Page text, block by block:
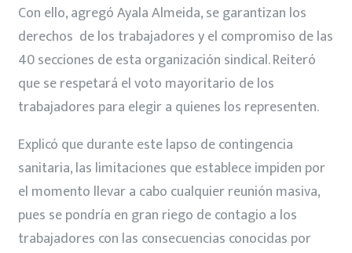
Con ello, agregó Ayala Almeida, se garantizan los
derechos de los trabajadores y el compromiso de las
40 secciones de esta organización sindical. Reiteró
que se respetará el voto mayoritario de los
trabajadores para elegir a quienes los representen.
Explicó que durante este lapso de contingencia
sanitaria, las limitaciones que establece impiden por
el momento llevar a cabo cualquier reunión masiva,
pues se pondría en gran riego de contagio a los
trabajadores con las consecuencias conocidas por